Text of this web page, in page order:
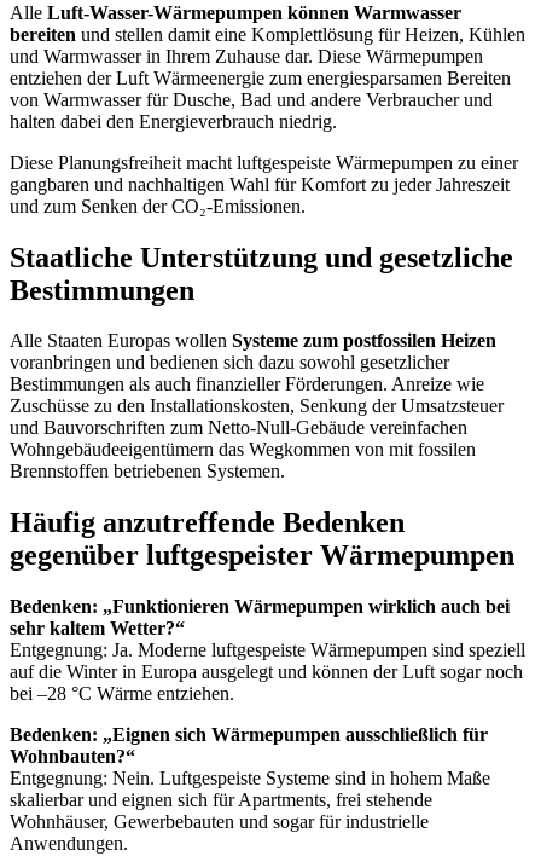
Alle Luft-Wasser-Wärmepumpen können Warmwasser
bereiten und stellen damit eine Komplettlösung für Heizen, Kühlen
und Warmwasser in Ihrem Zuhause dar. Diese Wärmepumpen
entziehen der Luft Wärmeenergie zum energiesparsamen Bereiten
von Warmwasser für Dusche, Bad und andere Verbraucher und
halten dabei den Energieverbrauch niedrig.
Diese Planungsfreiheit macht luftgespeiste Wärmepumpen zu einer
gangbaren und nachhaltigen Wahl für Komfort zu jeder Jahreszeit
und zum Senken der CO₂-Emissionen.
Staatliche Unterstützung und gesetzliche
Bestimmungen
Alle Staaten Europas wollen Systeme zum postfossilen Heizen
voranbringen und bedienen sich dazu sowohl gesetzlicher
Bestimmungen als auch finanzieller Förderungen. Anreize wie
Zuschüsse zu den Installationskosten, Senkung der Umsatzsteuer
und Bauvorschriften zum Netto-Null-Gebäude vereinfachen
Wohngebäudeeigentümern das Wegkommen von mit fossilen
Brennstoffen betriebenen Systemen.
Häufig anzutreffende Bedenken
gegenüber luftgespeister Wärmepumpen
Bedenken: „Funktionieren Wärmepumpen wirklich auch bei
sehr kaltem Wetter?“
Entgegnung: Ja. Moderne luftgespeiste Wärmepumpen sind speziell
auf die Winter in Europa ausgelegt und können der Luft sogar noch
bei –28 °C Wärme entziehen.
Bedenken: „Eignen sich Wärmepumpen ausschließlich für
Wohnbauten?“
Entgegnung: Nein. Luftgespeiste Systeme sind in hohem Maße
skalierbar und eignen sich für Apartments, frei stehende
Wohnhäuser, Gewerbebauten und sogar für industrielle
Anwendungen.